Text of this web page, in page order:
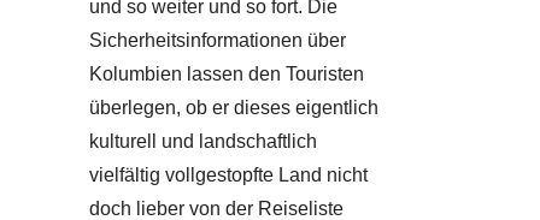
und so weiter und so fort. Die
Sicherheitsinformationen über
Kolumbien lassen den Touristen
überlegen, ob er dieses eigentlich
kulturell und landschaftlich
vielfältig vollgestopfte Land nicht
doch lieber von der Reiseliste